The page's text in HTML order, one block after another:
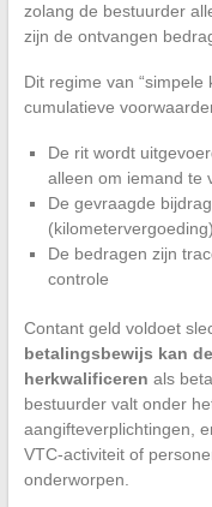
zolang de bestuurder
zijn de ontvangen
Dit regime van
cumulatieve
De rit wordt
alleen om iemand te
De gevraagde
(kilometervergoeding)
De bedragen zijn
controle
Contant geld voldoet
betalingsbewijs kan
herkwalificeren als
bestuurder valt onder
aangifteverplichtingen,
VTC-activiteit of
onderworpen.